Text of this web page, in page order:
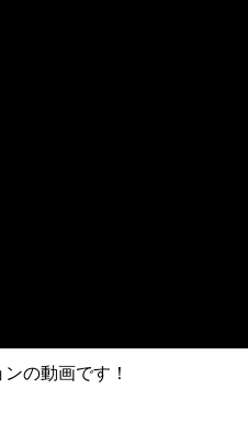
の動画です！